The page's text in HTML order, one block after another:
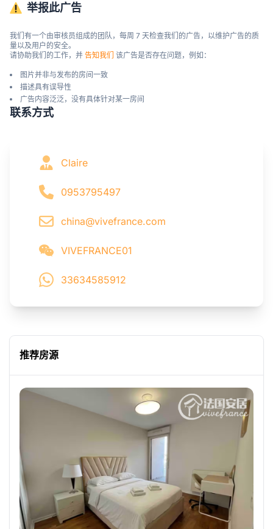
举报此广告
我们有一个由审核员组成的团队，每周 7 天检查我们的广告，以维护广告的质
量以及用户的安全。
请协助我们的工作，并 告知我们 该广告是否存在问题，例如：
图片并非与发布的房间一致
描述具有误导性
广告内容泛泛，没有具体针对某一房间
联系方式
Claire
0953795497
china@vivefrance.com
VIVEFRANCE01
33634585912
推荐房源